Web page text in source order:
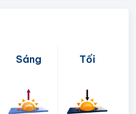
Sáng Tối